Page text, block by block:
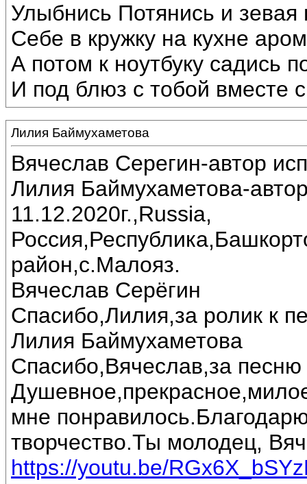
Улыбнись Потянись и зевая
Себе в кружку на кухне
А потом к ноутбуку садись
И под блюз с тобой вместе
Лилия Баймухаметова
Вячеслав Серегин-автор
Лилия Баймухаметова-
11.12.2020г.,Russia,
район,с.Малояз.
Вячеслав Серёгин
Спасибо,Лилия,за ролик к
Лилия Баймухаметова
Спасибо,Вячеслав,за песню
мне
творчество.Ты молодец,
https://youtu.be/